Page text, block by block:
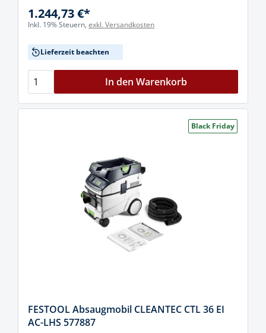
1.244,73 €*
Inkl. 19% Steuern, exkl. Versandkosten
Lieferzeit beachten
In den Warenkorb
Black Friday
FESTOOL Absaugmobil CLEANTEC CTL 36 EI
AC-LHS 577887